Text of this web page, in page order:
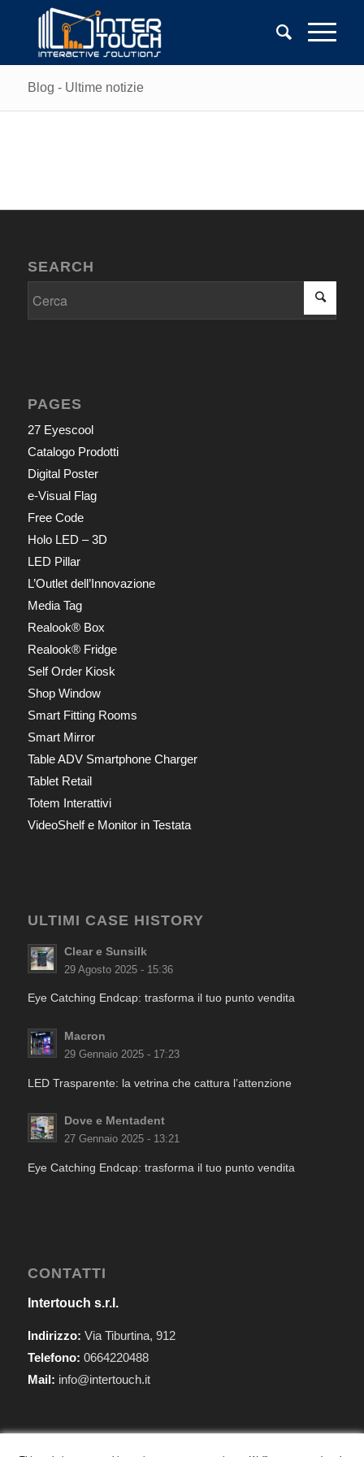
Blog - Ultime notizie
SEARCH
PAGES
27 Eyescool
Catalogo Prodotti
Digital Poster
e-Visual Flag
Free Code
Holo LED – 3D
LED Pillar
L’Outlet dell’Innovazione
Media Tag
Realook® Box
Realook® Fridge
Self Order Kiosk
Shop Window
Smart Fitting Rooms
Smart Mirror
Table ADV Smartphone Charger
Tablet Retail
Totem Interattivi
VideoShelf e Monitor in Testata
ULTIMI CASE HISTORY
Clear e Sunsilk
29 Agosto 2025 - 15:36
Eye Catching Endcap: trasforma il tuo punto vendita
Macron
29 Gennaio 2025 - 17:23
LED Trasparente: la vetrina che cattura l’attenzione
Dove e Mentadent
27 Gennaio 2025 - 13:21
Eye Catching Endcap: trasforma il tuo punto vendita
CONTATTI
Intertouch s.r.l.
Indirizzo: Via Tiburtina, 912
Telefono: 0664220488
Mail: info@intertouch.it